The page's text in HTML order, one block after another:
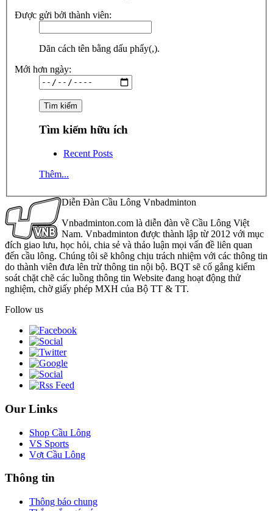
Được gửi bởi thành viên:
Dãn cách tên bằng dấu phẩy(,).
Mới hơn ngày:
Tìm kiếm hữu ích
Recent Posts
Thêm...
Diễn Đàn Cầu Lông Vnbadminton
Vnbadminton.com là diễn đàn về Cầu Lông Việt
Nam. Vnbadminton được thành lập từ 2012 với mục
đích giao lưu, học hỏi, chia sẻ và thảo luận mọi vấn đề liên quan
đến cầu lông. Chúng tôi sẽ không chịu trách nhiệm với các thông tin
do thành viên đưa lên trừ thông tin nội bộ. BQT sẽ cố gắng kiểm
soát chặt chẽ các luồng thông tin Website đang hoạt động thử
nghiệm, chờ giấy phép MXH của Bộ TT & TT.
Follow us
Our Links
Shop Cầu Lông
VS Sports
Vợt Cầu Lông
Thông tin
Thông báo chung